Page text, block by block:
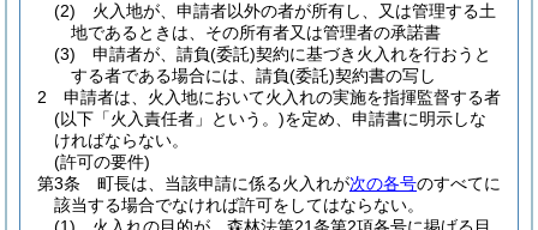
(2)
火入地が、申請者以外の者が所有し、又は管理する土
地であるときは、その所有者又は管理者の承諾書
(3)
申請者が、請負(委託)契約に基づき火入れを行おうと
する者である場合には、請負(委託)契約書の写し
2
申請者は、火入地において火入れの実施を指揮監督する者
(以下「火入責任者」という。)を定め、申請書に明示しな
ければならない。
(許可の要件)
第3条
町長は、当該申請に係る火入れが次の各号のすべてに
該当する場合でなければ許可をしてはならない。